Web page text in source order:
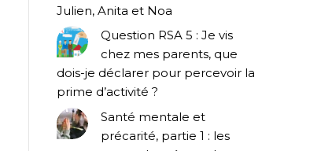
Julien, Anita et Noa
Question RSA 5 : Je vis
chez mes parents, que
dois-je déclarer pour percevoir la
prime d’activité ?
Santé mentale et
précarité, partie 1 : les